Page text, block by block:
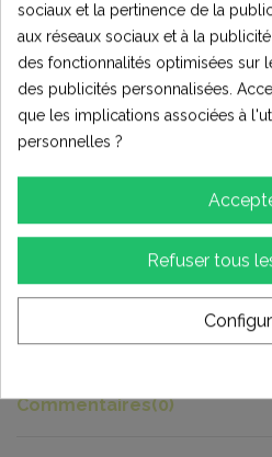
Écrire votre avis
LIVRAISON RAPIDE !
livraison depuis la Chine!
Commentaires(0)
sociaux et la pertinence de la
aux réseaux sociaux et à la
des fonctionnalités optimisées sur
des publicités personnalisées.
que les implications associées à
personnelles ?
Refuser tous